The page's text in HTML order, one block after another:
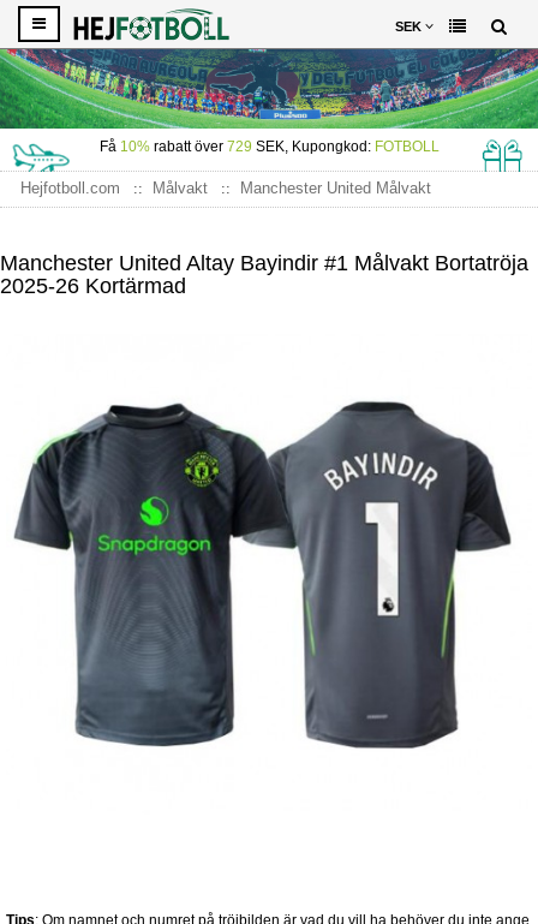
SEK
Få 10%rabatt över 729 SEK, Kupongkod: FOTBOLL
Hejfotboll.com Målvakt
Manchester United Målvakt
Manchester United Altay Bayindir #1 Målvakt Bortatröja
2025-26 Kortärmad